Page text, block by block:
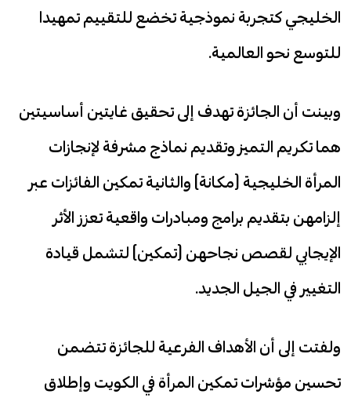
الخليجي كتجربة نموذجية تخضع للتقييم تمهيدا
للتوسع نحو العالمية.
وبينت أن الجائزة تهدف إلى تحقيق غايتين أساسيتين
هما تكريم التميز وتقديم نماذج مشرفة لإنجازات
المرأة الخليجية (مكانة) والثانية تمكين الفائزات عبر
إلزامهن بتقديم برامج ومبادرات واقعية تعزز الأثر
الإيجابي لقصص نجاحهن (تمكين) لتشمل قيادة
التغيير في الجيل الجديد.
ولفتت إلى أن الأهداف الفرعية للجائزة تتضمن
تحسين مؤشرات تمكين المرأة في الكويت وإطلاق